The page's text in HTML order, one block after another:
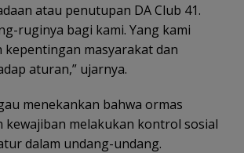
atau penutupan DA Club 41.
ruginya bagi kami. Yang kami
kepentingan masyarakat dan
aturan,” ujarnya.
menekankan bahwa ormas
kewajiban melakukan kontrol sosial
dalam undang-undang.